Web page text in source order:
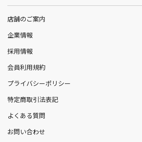
店舗のご案内
企業情報
採用情報
会員利用規約
プライバシーポリシー
特定商取引法表記
よくある質問
お問い合わせ